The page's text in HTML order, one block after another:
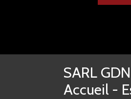
SARL
Accueil -